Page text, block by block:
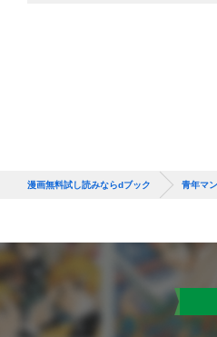
漫画無料試し読みならdブック 青年マ